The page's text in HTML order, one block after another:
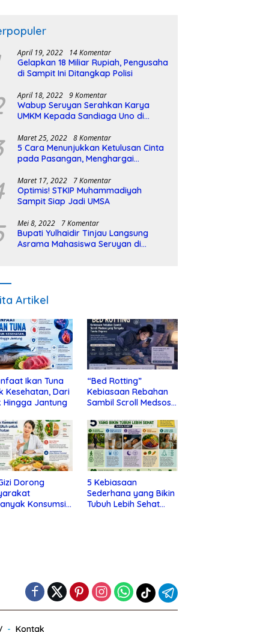
April 19, 2022 14 Komentar
Gelapkan 18 Miliar Rupiah, Pengusaha
di Sampit Ini Ditangkap Polisi
April 18, 2022 9 Komentar
Wabup Seruyan Serahkan Karya
UMKM Kepada Sandiaga Uno di
Maret 25, 2022 8 Komentar
5 Cara Menunjukkan Ketulusan Cinta
pada Pasangan, Menghargai
Maret 17, 2022 7 Komentar
Optimis! STKIP Muhammadiyah
Sampit Siap Jadi UMSA
Mei 8, 2022 7 Komentar
Bupati Yulhaidir Tinjau Langsung
Asrama Mahasiswa Seruyan di
Artikel
Ikan Tuna
Kesehatan, Dari
Hingga Jantung
“Bed Rotting”
Kebiasaan Rebahan
Sambil Scroll Medsos
Depresi
Dorong
Konsumsi
5 Kebiasaan
Sederhana yang Bikin
Tubuh Lebih Sehat
Kontak